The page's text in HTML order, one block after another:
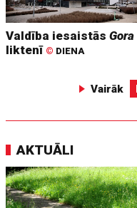
Valdība iesaistāsGora
liktenī © DIENA
Vairāk
AKTUĀLI